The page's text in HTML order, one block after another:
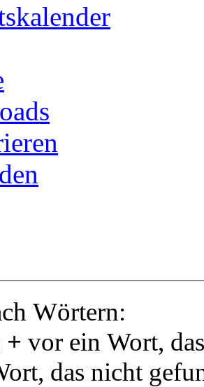
Wörtern:
+ vor ein Wort,
das nicht